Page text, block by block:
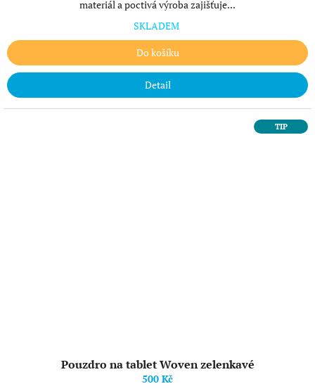
materiál a poctivá výroba zajišťuje...
SKLADEM
Do košíku
Detail
TIP
Pouzdro na tablet Woven zelenkavé
500 Kč